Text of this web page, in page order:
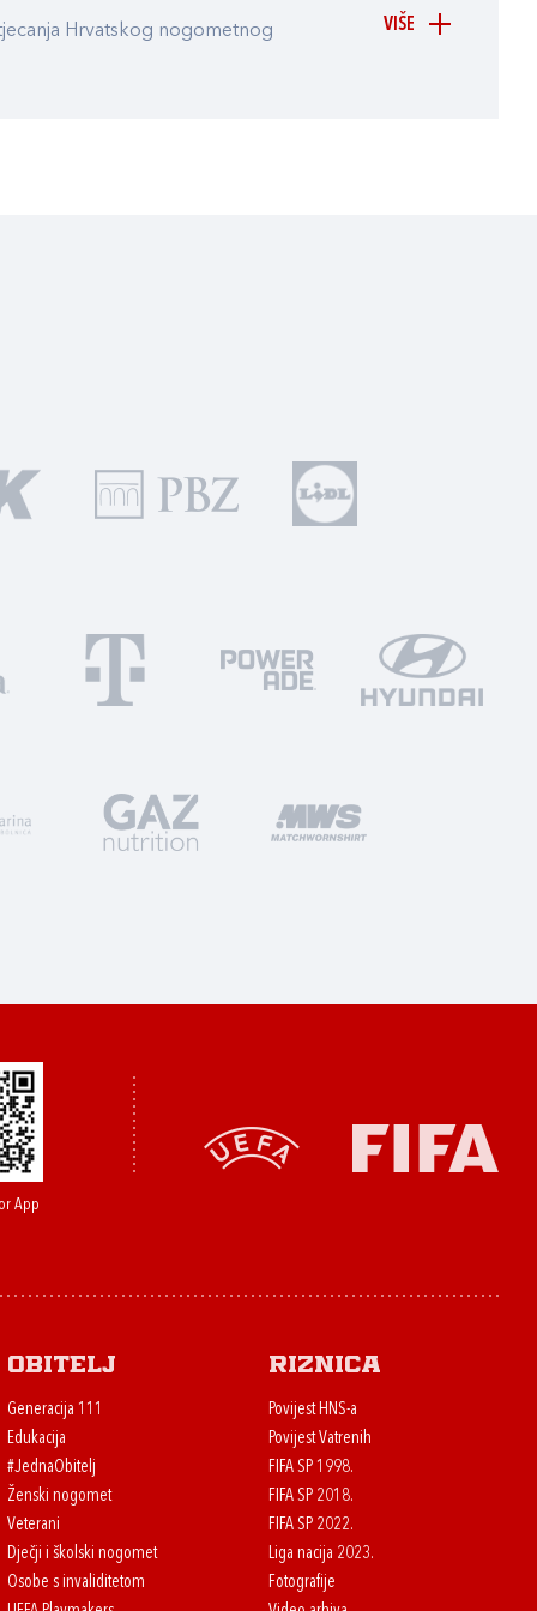
VIŠE
Hrvatskog nogometnog
App
Obitelj
Generacija 111
Edukacija
#JednaObitelj
Ženski nogomet
Veterani
Dječji i školski nogomet
Osobe s invaliditetom
Riznica
Povijest HNS-a
Povijest Vatrenih
FIFA SP 1998.
FIFA SP 2018.
FIFA SP 2022.
Liga nacija 2023.
Fotografije